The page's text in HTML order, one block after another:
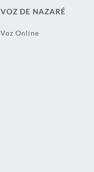
VOZ DE NAZARÉ
Voz Online